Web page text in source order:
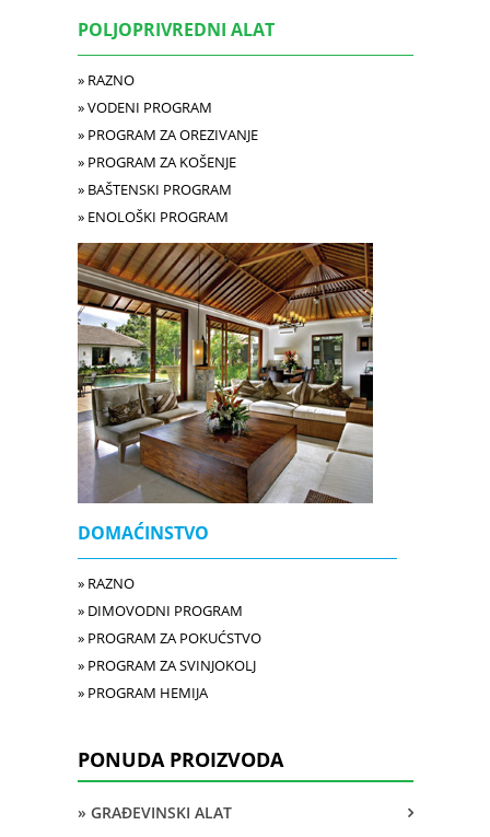
POLJOPRIVREDNI ALAT
» RAZNO
» VODENI PROGRAM
» PROGRAM ZA OREZIVANJE
» PROGRAM ZA KOŠENJE
» BAŠTENSKI PROGRAM
» ENOLOŠKI PROGRAM
DOMAĆINSTVO
» RAZNO
» DIMOVODNI PROGRAM
» PROGRAM ZA POKUĆSTVO
» PROGRAM ZA SVINJOKOLJ
» PROGRAM HEMIJA
PONUDA PROIZVODA
» GRAĐEVINSKI ALAT